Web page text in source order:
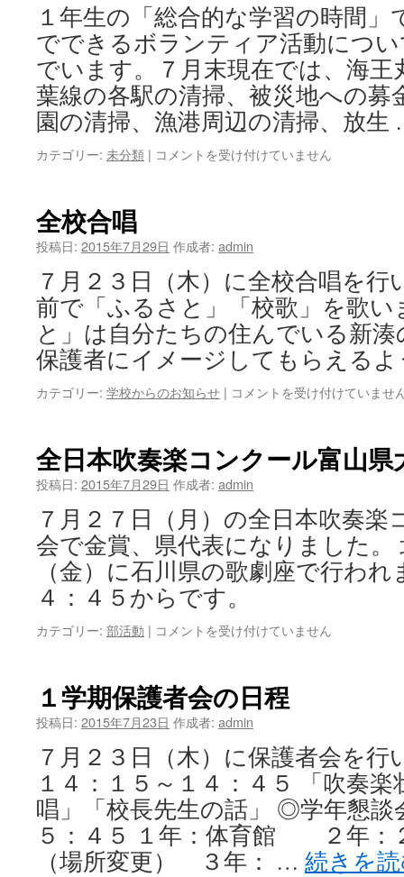
陸
大
会
激
励
会
は
１年生の「総合的な学習の時間
でできるボランティア活動につ
でいます。７月末現在では、海王
葉線の各駅の清掃、被災地への募
園の清掃、漁港周辺の清掃、放
カテゴリー: 未分類 | 総
習
間：
1
年
夏
休
み
ボ
テ
ィ
ア
コメントを受け付けていません
全校合唱
投稿日: 2015年7月29日 作成者: admin
７月２３日（木）に全校合唱を
前で「ふるさと」「校歌」を歌
と」は自分たちの住んでいる新
保護者にイメージしてもらえる
カテゴリー: 学校からのお知らせ | 全
は
コメントを受け付けていませ
全日本吹奏楽コンクール富山県
投稿日: 2015年7月29日 作成者: admin
７月２７日（月）の全日本吹奏楽
会で金賞、県代表になりました。
（金）に石川県の歌劇座で行わ
４：４５からです。
カテゴリー: 部活動 | 全
吹
奏
楽
ー
ル
富
山
県
コメントを受け付けていません
１学期保護者会の日程
投稿日: 2015年7月23日 作成者: admin
７月２３日（木）に保護者会を
１４：１５～１４：４５ 「吹奏
唱」「校長先生の話」 ◎学年懇
５：４５ １年：体育館 ２年：
（場所変更） ３年： … 続きを